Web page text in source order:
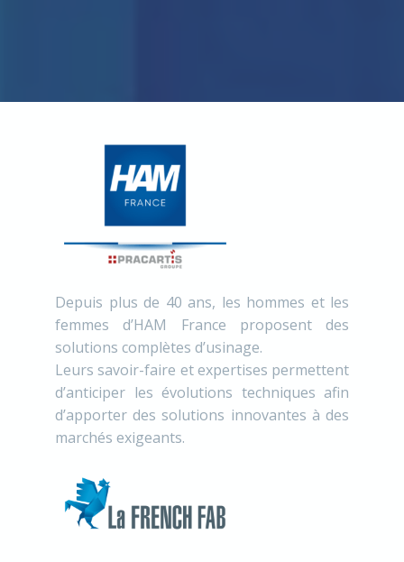
Depuis plus de 40 ans, les hommes et les
femmes d’HAM France proposent des
solutions complètes d’usinage.
Leurs savoir-faire et expertises permettent
d’anticiper les évolutions techniques afin
d’apporter des solutions innovantes à des
marchés exigeants.